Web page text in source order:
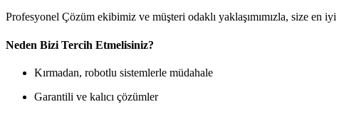
Profesyonel Çözüm ekibimiz ve müşteri odaklı yaklaşımımızla, size en
Neden Bizi Tercih Etmelisiniz?
Kırmadan, robotlu sistemlerle müdahale
Garantili ve kalıcı çözümler